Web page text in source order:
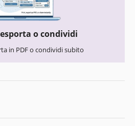
o condividi
in PDF o condividi subito